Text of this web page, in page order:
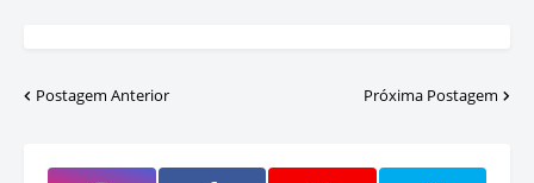
Postagem Anterior Próxima Postagem